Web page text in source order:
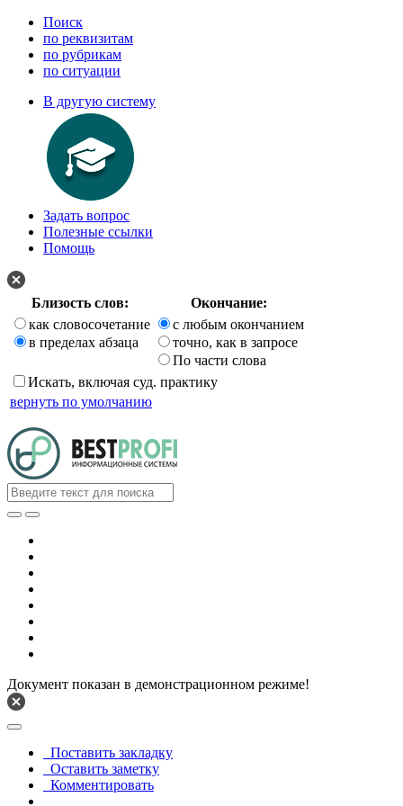
Поиск
по реквизитам
по рубрикам
по ситуации
В другую систему
Задать вопрос
Полезные ссылки
Помощь
Близость слов:
Окончание:
как словосочетание
в пределах абзаца
с любым окончанием
точно, как в запросе
По части слова
Искать, включая суд. практику
вернуть по умолчанию
Документ показан в демонстрационном режиме!
Поставить закладку
Оставить заметку
Комментировать